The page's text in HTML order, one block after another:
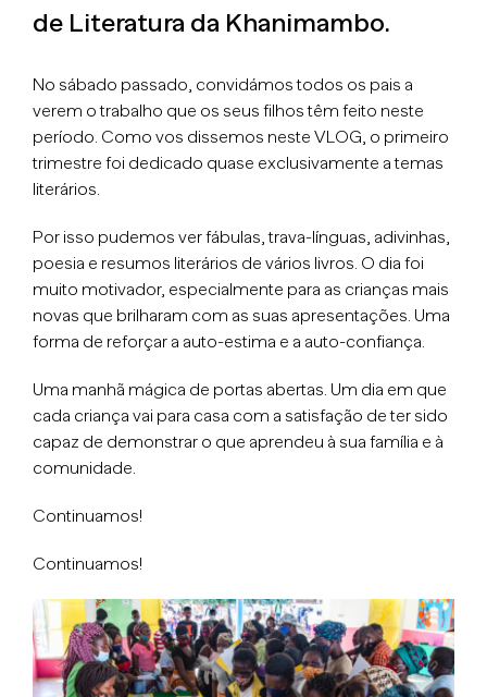
de Literatura da Khanimambo.
No sábado passado, convidámos todos os pais a
verem o trabalho que os seus filhos têm feito neste
período. Como vos dissemos neste VLOG, o primeiro
trimestre foi dedicado quase exclusivamente a temas
literários.
Por isso pudemos ver fábulas, trava-línguas, adivinhas,
poesia e resumos literários de vários livros. O dia foi
muito motivador, especialmente para as crianças mais
novas que brilharam com as suas apresentações. Uma
forma de reforçar a auto-estima e a auto-confiança.
Uma manhã mágica de portas abertas. Um dia em que
cada criança vai para casa com a satisfação de ter sido
capaz de demonstrar o que aprendeu à sua família e à
comunidade.
Continuamos!
Continuamos!